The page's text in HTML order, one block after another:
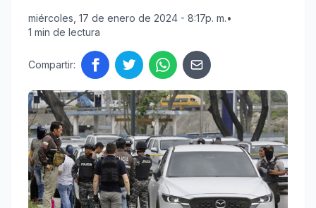
miércoles, 17 de enero de 2024 - 8:17p. m.•
1 min de lectura
Compartir: